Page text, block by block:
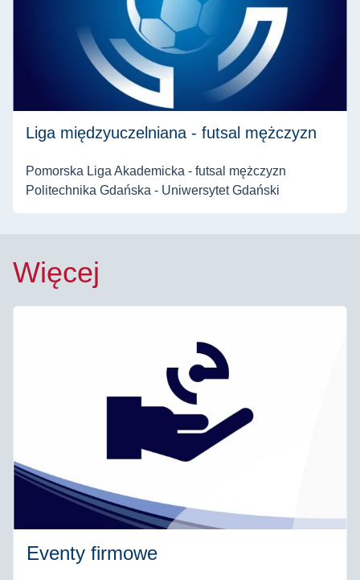
Liga międzyuczelniana - futsal mężczyzn
Pomorska Liga Akademicka - futsal mężczyzn
Politechnika Gdańska - Uniwersytet Gdański
Więcej
Eventy firmowe